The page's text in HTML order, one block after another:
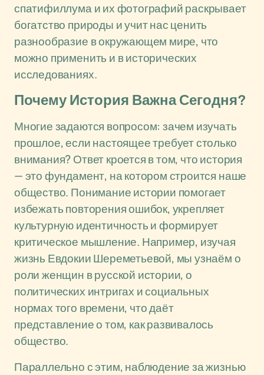
спатифиллума и их фотографий раскрывает
богатство природы и учит нас ценить
разнообразие в окружающем мире, что
можно применить и в исторических
исследованиях.
Почему История Важна Сегодня?
Многие задаются вопросом: зачем изучать
прошлое, если настоящее требует столько
внимания? Ответ кроется в том, что история
— это фундамент, на котором строится наше
общество. Понимание истории помогает
избежать повторения ошибок, укрепляет
культурную идентичность и формирует
критическое мышление. Например, изучая
жизнь Евдокии Шереметьевой, мы узнаём о
роли женщин в русской истории, о
политических интригах и социальных
нормах того времени, что даёт
представление о том, как развивалось
общество.
Параллельно с этим, наблюдение за жизнью